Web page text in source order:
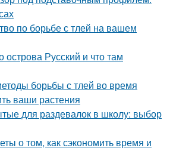
по борьбе с тлей на вашем
острова Русский и что там
борьбы с тлей во время
ваши растения
для раздевалок в школу: выбор
о том, как сэкономить время и